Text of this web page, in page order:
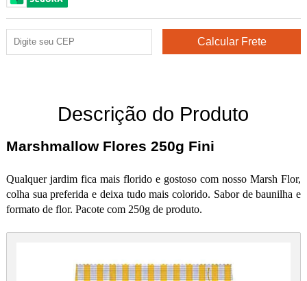
Descrição do Produto
Marshmallow Flores 250g Fini
Qualquer jardim fica mais florido e gostoso com nosso Marsh Flor,
colha sua preferida e deixa tudo mais colorido. Sabor de baunilha e
formato de flor. Pacote com 250g de produto.